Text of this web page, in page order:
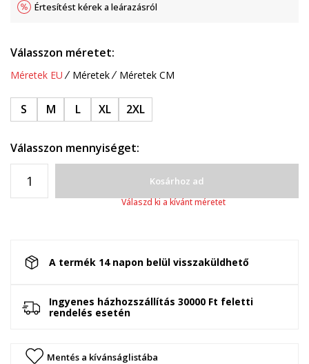
Értesítést kérek a leárazásról
Válasszon méretet:
Méretek EU Méretek Méretek CM
S M L XL 2XL
Válasszon mennyiséget:
Kosárhoz ad
Válaszd ki a kívánt méretet
A termék 14 napon belül visszaküldhető
Ingyenes házhozszállítás 30000 Ft feletti
rendelés esetén
Mentés a kívánságlistába